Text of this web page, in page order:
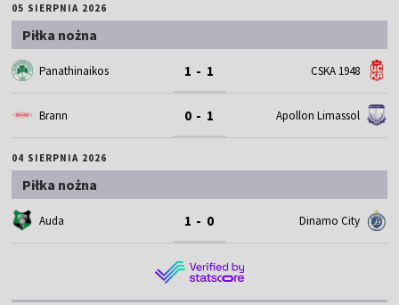
05 SIERPNIA 2026
Piłka nożna
Panathinaikos 1 - 1 CSKA 1948
Brann 0 - 1 Apollon Limassol
04 SIERPNIA 2026
Piłka nożna
Auda 1 - 0 Dinamo City